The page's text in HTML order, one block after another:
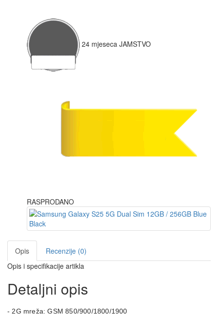
24 mjeseca JAMSTVO
RASPRODANO
Opis
Recenzije (0)
Opis i specifikacije artikla
Detaljni opis
- 2G mreža: GSM 850/900/1800/1900